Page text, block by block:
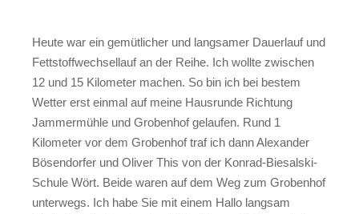
Heute war ein gemütlicher und langsamer Dauerlauf und
Fettstoffwechsellauf an der Reihe. Ich wollte zwischen
12 und 15 Kilometer machen. So bin ich bei bestem
Wetter erst einmal auf meine Hausrunde Richtung
Jammermühle und Grobenhof gelaufen. Rund 1
Kilometer vor dem Grobenhof traf ich dann Alexander
Bösendorfer und Oliver This von der Konrad-Biesalski-
Schule Wört. Beide waren auf dem Weg zum Grobenhof
unterwegs. Ich habe Sie mit einem Hallo langsam